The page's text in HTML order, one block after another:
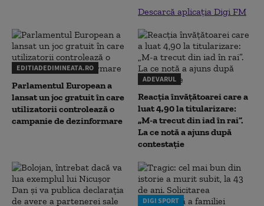
Descarcă aplicația Digi FM
EDITIADEDIMINEATA.RO
Parlamentul European a
lansat un joc gratuit în care
utilizatorii controlează o
campanie de dezinformare
ADEVARUL
Reacția învățătoarei care a
luat 4,90 la titularizare:
„M-a trecut din iad în rai”.
La ce notă a ajuns după
contestație
DIGI SPORT